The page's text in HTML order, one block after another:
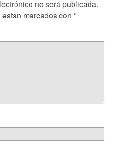
no será publicada.
marcados con *